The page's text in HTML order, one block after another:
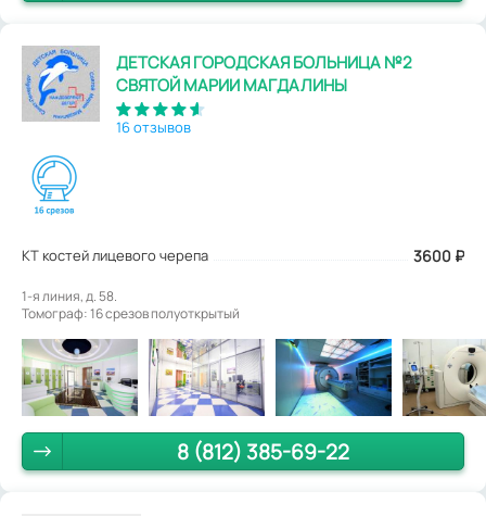
ДЕТСКАЯ ГОРОДСКАЯ БОЛЬНИЦА №2
СВЯТОЙ МАРИИ МАГДАЛИНЫ
16 отзывов
КТ костей лицевого черепа 3600 ₽
1-я линия, д. 58.
Томограф: 16 срезов полуоткрытый
8 (812) 385-69-22